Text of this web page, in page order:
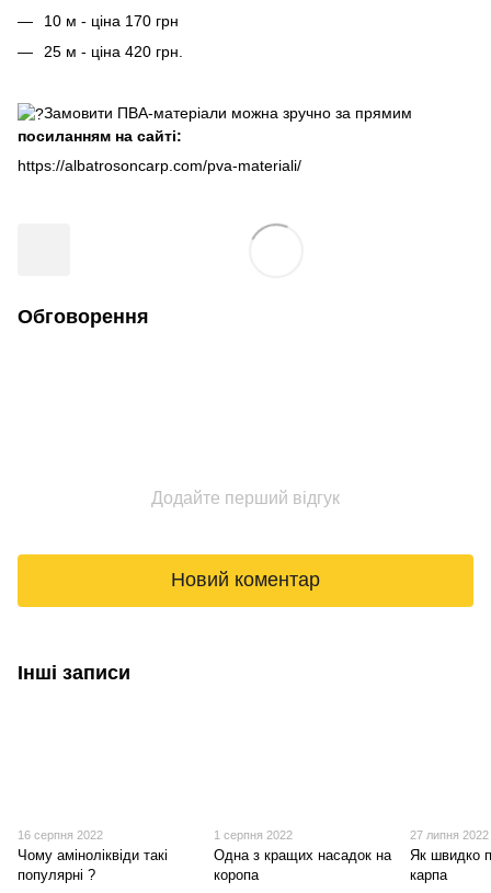
10 м - ціна 170 грн
25 м - ціна 420 грн.
Замовити ПВА-матеріали можна зручно за прямим
посиланням на сайті:
https://albatrosoncarp.com/pva-materiali/
Обговорення
Додайте перший відгук
Новий коментар
Інші записи
16 серпня 2022
Чому аміноліквіди такі
популярні ?
1 серпня 2022
Одна з кращих насадок на
коропа
27 липня 2022
Як швидко
карпа